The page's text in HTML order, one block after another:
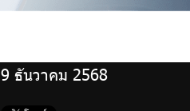
9 ธันวาคม 2568